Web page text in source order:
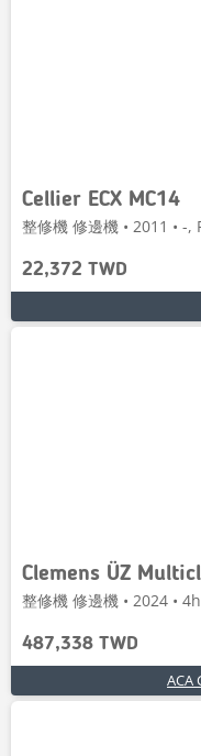
Cellier ECX MC14
整修機 修邊機 • 2011 • -,
22,372 TWD
Clemens ÜZ
整修機 修邊機 • 2024 •
487,338 TWD
ACA